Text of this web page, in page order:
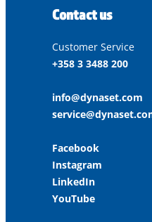
Contact us
Customer Service
+358 3 3488 200
info@dynaset.com
Facebook
Instagram
LinkedIn
YouTube